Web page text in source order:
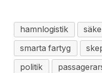
hamnlogistik
smarta fartyg
politik